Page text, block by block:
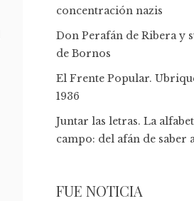
concentración nazis
Don Perafán de Ribera y
de Bornos
El Frente Popular.
1936
Juntar las letras. La
campo: del afán de saber
FUE NOTICIA